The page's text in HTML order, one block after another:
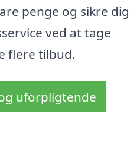
penge og sikre dig
ved at tage
flere tilbud.
uforpligtende